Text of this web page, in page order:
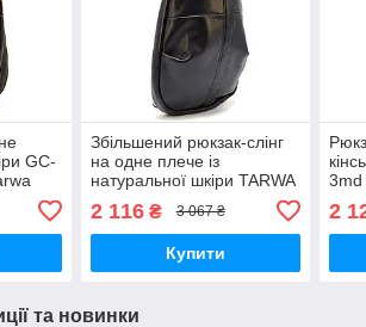
GC-
Збільшений рюкзак-слінг
на одне плече із
натуральної шкіри TARWA
2 116₴ 3 067 ₴
Купити
3md
2
та новинки